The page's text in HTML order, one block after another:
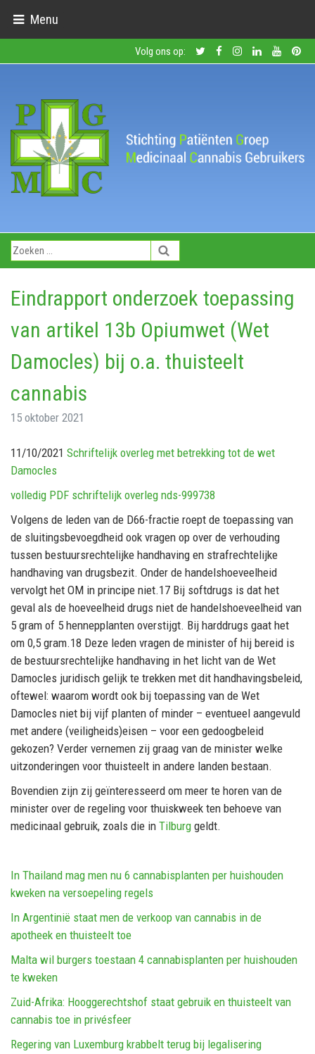
Menu
Volg ons op:
Eindrapport onderzoek toepassing
van artikel 13b Opiumwet (Wet
Damocles) bij o.a. thuisteelt
cannabis
15 oktober 2021
11/10/2021 Schriftelijk overleg met betrekking tot de wet
Damocles
volledig PDF schriftelijk overleg nds-999738
Volgens de leden van de D66-fractie roept de toepassing van
de sluitingsbevoegdheid ook vragen op over de verhouding
tussen bestuursrechtelijke handhaving en strafrechtelijke
handhaving van drugsbezit. Onder de handelshoeveelheid
vervolgt het OM in principe niet.17 Bij softdrugs is dat het
geval als de hoeveelheid drugs niet de handelshoeveelheid van
5 gram of 5 hennepplanten overstijgt. Bij harddrugs gaat het
om 0,5 gram.18 Deze leden vragen de minister of hij bereid is
de bestuursrechtelijke handhaving in het licht van de Wet
Damocles juridisch gelijk te trekken met dit handhavingsbeleid,
oftewel: waarom wordt ook bij toepassing van de Wet
Damocles niet bij vijf planten of minder – eventueel aangevuld
met andere (veiligheids)eisen – voor een gedoogbeleid
gekozen? Verder vernemen zij graag van de minister welke
uitzonderingen voor thuisteelt in andere landen bestaan.
Bovendien zijn zij geïnteresseerd om meer te horen van de
minister over de regeling voor thuiskweek ten behoeve van
medicinaal gebruik, zoals die in Tilburg geldt.
In Thailand mag men nu 6 cannabisplanten per huishouden
kweken na versoepeling regels
In Argentinië staat men de verkoop van cannabis in de
apotheek en thuisteelt toe
Malta wil burgers toestaan 4 cannabisplanten per huishouden
te kweken
Zuid-Afrika: Hooggerechtshof staat gebruik en thuisteelt van
cannabis toe in privésfeer
Regering van Luxemburg krabbelt terug bij legalisering